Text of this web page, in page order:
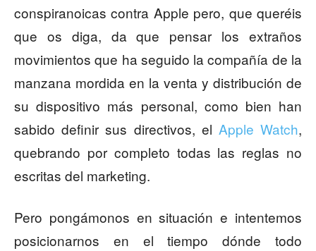
conspiranoicas contra Apple pero, que queréis
que os diga, da que pensar los extraños
movimientos que ha seguido la compañía de la
manzana mordida en la venta y distribución de
su dispositivo más personal, como bien han
sabido definir sus directivos, el Apple Watch,
quebrando por completo todas las reglas no
escritas del marketing.
Pero pongámonos en situación e intentemos
posicionarnos en el tiempo dónde todo